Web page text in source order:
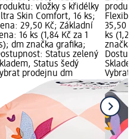
vložky s křidélky
Skin Comfort, 16 ks;
29,50 Kč; Základní
16 ks (1,84 Kč za 1
dm značka grafika;
Status zelený
Status šedý
prodejnu dm
Flexibel
35,50
ks (1,27
značka
Vybrat